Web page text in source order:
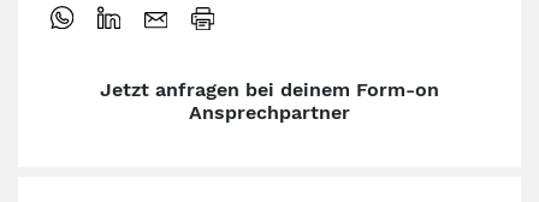
Jetzt anfragen bei deinem Form-on
Ansprechpartner